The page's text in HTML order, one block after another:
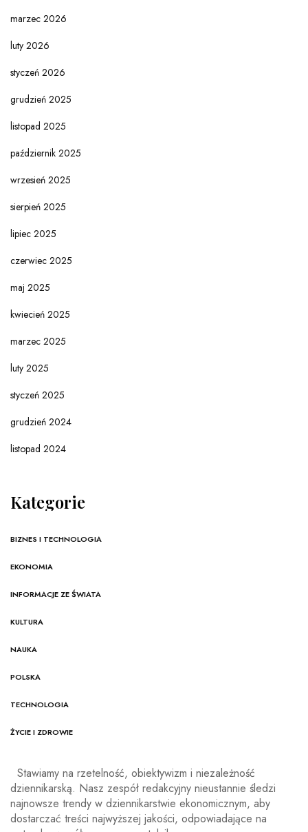
marzec 2026
luty 2026
styczeń 2026
grudzień 2025
listopad 2025
październik 2025
wrzesień 2025
sierpień 2025
lipiec 2025
czerwiec 2025
maj 2025
kwiecień 2025
marzec 2025
luty 2025
styczeń 2025
grudzień 2024
listopad 2024
Kategorie
BIZNES I TECHNOLOGIA
EKONOMIA
INFORMACJE ZE ŚWIATA
KULTURA
NAUKA
POLSKA
TECHNOLOGIA
ŻYCIE I ZDROWIE
Stawiamy na rzetelność, obiektywizm i niezależność
dziennikarską. Nasz zespół redakcyjny nieustannie śledzi
najnowsze trendy w dziennikarstwie ekonomicznym, aby
dostarczać treści najwyższej jakości, odpowiadające na